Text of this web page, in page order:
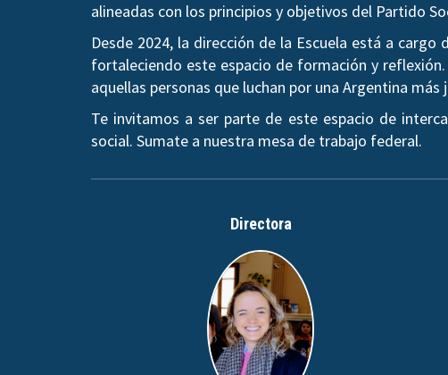
alineadas con los principios y objetivos del Partido
Desde 2024, la dirección de la Escuela está a cargo
fortaleciendo este espacio de formación y
aquellas personas que luchan por una Argentina
Te invitamos a ser parte de este espacio de
social. Sumate a nuestra mesa de trabajo federal.
Directora